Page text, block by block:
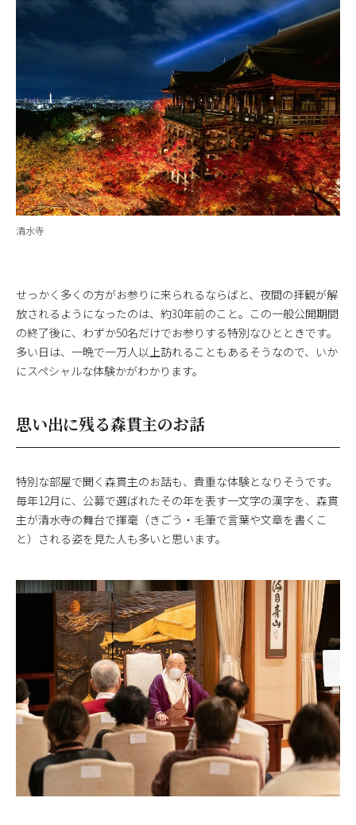
清水寺
せっかく多くの方がお参りに来られるならばと、夜間の拝観が解
放されるようになったのは、約30年前のこと。この一般公開期間
の終了後に、わずか50名だけでお参りする特別なひとときです。
多い日は、一晩で一万人以上訪れることもあるそうなので、いか
にスペシャルな体験かがわかります。
思い出に残る森貫主のお話
特別な部屋で聞く森貫主のお話も、貴重な体験となりそうです。
毎年12月に、公募で選ばれたその年を表す一文字の漢字を、森貫
主が清水寺の舞台で揮毫（きごう・毛筆で言葉や文章を書くこ
と）される姿を見た人も多いと思います。